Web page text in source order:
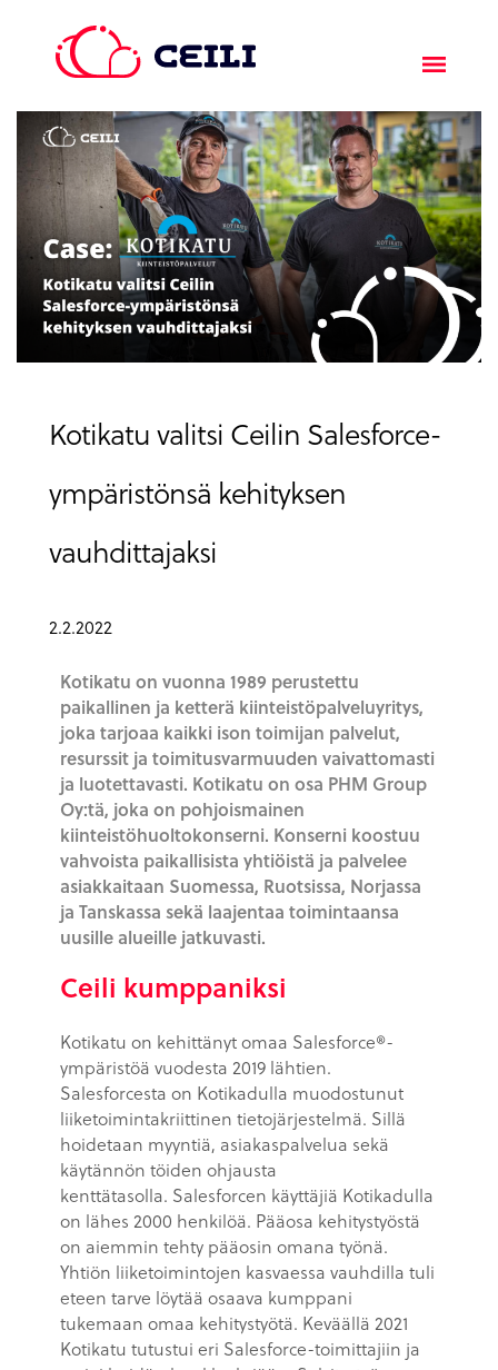
Kotikatu valitsi Ceilin Salesforce-
ympäristönsä kehityksen
vauhdittajaksi
2.2.2022
Kotikatu on vuonna 1989 perustettu
paikallinen ja ketterä kiinteistöpalveluyritys,
joka tarjoaa kaikki ison toimijan palvelut,
resurssit ja toimitusvarmuuden vaivattomasti
ja luotettavasti. Kotikatu on osa PHM Group
Oy:tä, joka on pohjoismainen
kiinteistöhuoltokonserni. Konserni koostuu
vahvoista paikallisista yhtiöistä ja palvelee
asiakkaitaan Suomessa, Ruotsissa, Norjassa
ja Tanskassa sekä laajentaa toimintaansa
uusille alueille jatkuvasti.
Ceili kumppaniksi
Kotikatu on kehittänyt omaa Salesforce®-
ympäristöä vuodesta 2019 lähtien.
Salesforcesta on Kotikadulla muodostunut
liiketoimintakriittinen tietojärjestelmä. Sillä
hoidetaan myyntiä, asiakaspalvelua sekä
käytännön töiden ohjausta
kenttätasolla. Salesforcen käyttäjiä Kotikadulla
on lähes 2000 henkilöä. Pääosa kehitystyöstä
on aiemmin tehty pääosin omana työnä.
Yhtiön liiketoimintojen kasvaessa vauhdilla tuli
eteen tarve löytää osaava kumppani
tukemaan omaa kehitystyötä. Keväällä 2021
Kotikatu tutustui eri Salesforce-toimittajiin ja